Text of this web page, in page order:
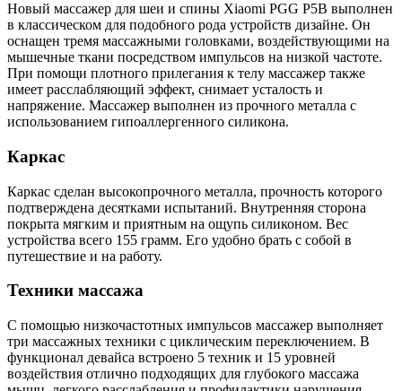
Новый массажер для шеи и спины Xiaomi PGG P5B выполнен
в классическом для подобного рода устройств дизайне. Он
оснащен тремя массажными головками, воздействующими на
мышечные ткани посредством импульсов на низкой частоте.
При помощи плотного прилегания к телу массажер также
имеет расслабляющий эффект, снимает усталость и
напряжение. Массажер выполнен из прочного металла с
использованием гипоаллергенного силикона.
Каркас
Каркас сделан высокопрочного металла, прочность которого
подтверждена десятками испытаний. Внутренняя сторона
покрыта мягким и приятным на ощупь силиконом. Вес
устройства всего 155 грамм. Его удобно брать с собой в
путешествие и на работу.
Техники массажа
С помощью низкочастотных импульсов массажер выполняет
три массажных техники с циклическим переключением. В
функционал девайса встроено 5 техник и 15 уровней
воздействия отлично подходящих для глубокого массажа